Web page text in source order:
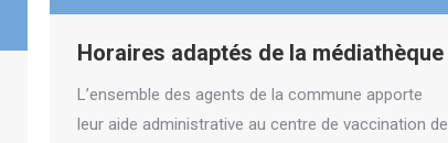
Horaires adaptés de la médiathèque
L’ensemble des agents de la commune apporte
leur aide administrative au centre de vaccination de